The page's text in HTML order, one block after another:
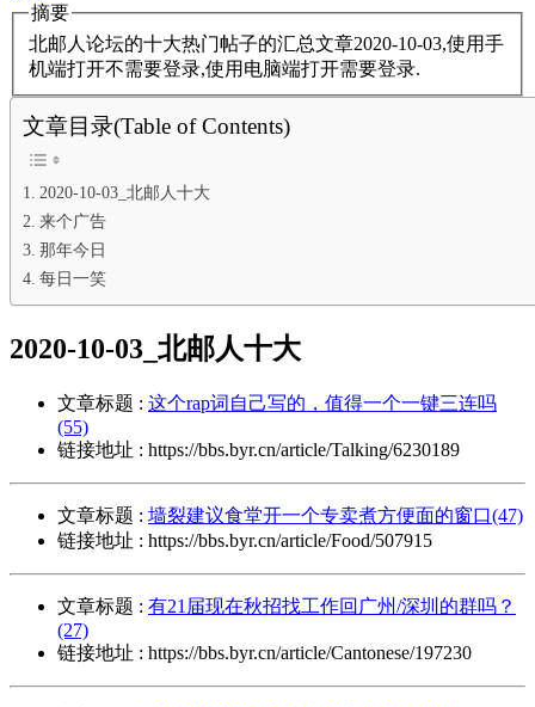
摘要
北邮人论坛的十大热门帖子的汇总文章2020-10-03,使用手
机端打开不需要登录,使用电脑端打开需要登录.
文章目录(Table of Contents)
2020-10-03_北邮人十大
来个广告
那年今日
每日一笑
2020-10-03_北邮人十大
文章标题 : 这个rap词自己写的，值得一个一键三连吗
(55)
链接地址 : https://bbs.byr.cn/article/Talking/6230189
文章标题 : 墙裂建议食堂开一个专卖煮方便面的窗口(47)
链接地址 : https://bbs.byr.cn/article/Food/507915
文章标题 : 有21届现在秋招找工作回广州/深圳的群吗？
(27)
链接地址 : https://bbs.byr.cn/article/Cantonese/197230